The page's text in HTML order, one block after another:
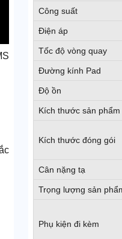
Công suất
Điện áp
Tốc độ vòng quay
Đường kính Pad
Độ ồn
Kích thước sản phẩm
Kích thước đóng gói
Cân nặng tạ
Trọng lượng sản
Phụ kiện đi kèm